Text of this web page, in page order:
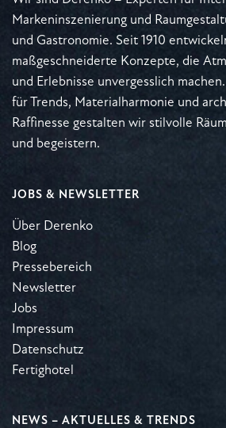
Markeninszenierung und
und Gastronomie. Seit 1910
maßgeschneiderte Konzepte, die
und Erlebnisse unvergesslich
für Trends, Materialharmonie und
Raffinesse gestalten wir stilvolle
und begeistern.
JOBS & NEWSLETTER
Über Derenko
Blog
Pressebereich
Newsletter
Jobs
Impressum
Datenschutz
Fertighotel
NEWS – AKTUELLES & TRENDS